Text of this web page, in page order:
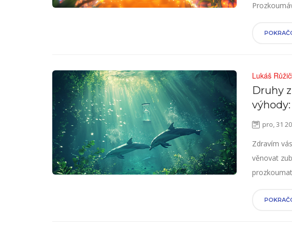
přehled
Lukáš
Druhy
pro, 31
Zdravím
věnovat
až po